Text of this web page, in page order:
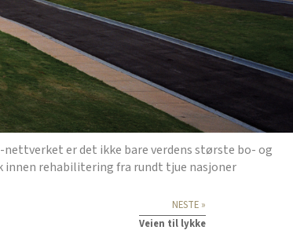
er det ikke bare verdens største bo- og
innen rehabilitering fra rundt tjue nasjoner
NESTE »
Veien til lykke